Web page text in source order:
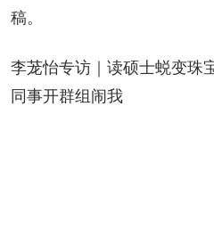
稿。
李茏怡专访｜读硕士蜕变珠
同事开群组闹我